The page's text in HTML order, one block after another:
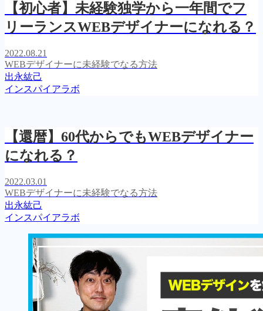
【初心者】未経験独学から一年間でフ
リーランスWEBデザイナーになれる？
2022.08.21
WEBデザイナーに未経験でなる方法
出永紘己
インスパイアラボ
【還暦】60代からでもWEBデザイナー
になれる？
2022.03.01
WEBデザイナーに未経験でなる方法
出永紘己
インスパイアラボ